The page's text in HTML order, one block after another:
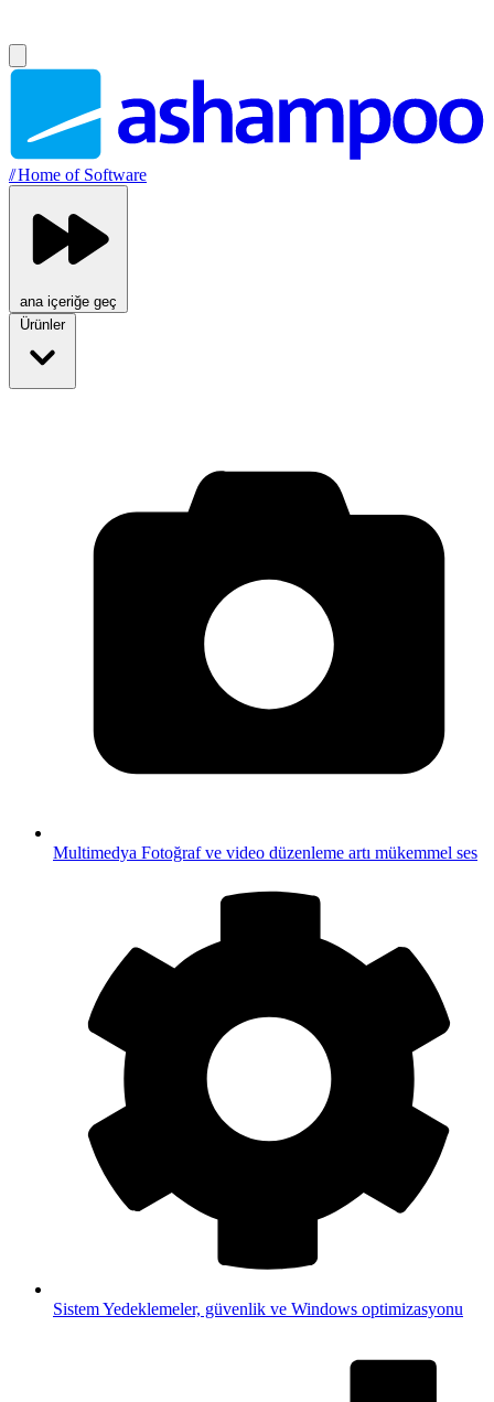
//Home of Software
ana içeriğe geç
Ürünler
Multimedya Fotoğraf ve video düzenleme artı mükemmel ses
SistemYedeklemeler, güvenlik ve Windows optimizasyonu